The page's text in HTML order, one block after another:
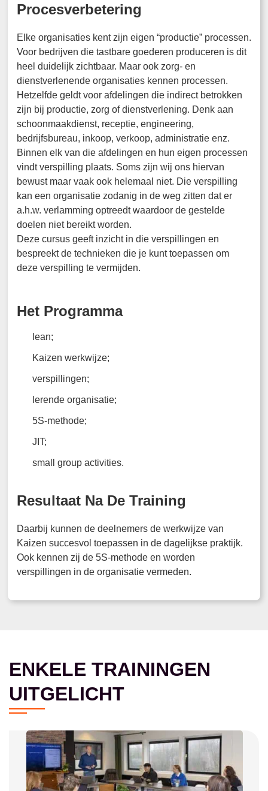
Procesverbetering
Elke organisaties kent zijn eigen “productie” processen.
Voor bedrijven die tastbare goederen produceren is dit
heel duidelijk zichtbaar. Maar ook zorg- en
dienstverlenende organisaties kennen processen.
Hetzelfde geldt voor afdelingen die indirect betrokken
zijn bij productie, zorg of dienstverlening. Denk aan
schoonmaakdienst, receptie, engineering,
bedrijfsbureau, inkoop, verkoop, administratie enz.
Binnen elk van die afdelingen en hun eigen processen
vindt verspilling plaats. Soms zijn wij ons hiervan
bewust maar vaak ook helemaal niet. Die verspilling
kan een organisatie zodanig in de weg zitten dat er
a.h.w. verlamming optreedt waardoor de gestelde
doelen niet bereikt worden.
Deze cursus geeft inzicht in die verspillingen en
bespreekt de technieken die je kunt toepassen om
deze verspilling te vermijden.
Het Programma
lean;
Kaizen werkwijze;
verspillingen;
lerende organisatie;
5S-methode;
JIT;
small group activities.
Resultaat Na De Training
Daarbij kunnen de deelnemers de werkwijze van
Kaizen succesvol toepassen in de dagelijkse praktijk.
Ook kennen zij de 5S-methode en worden
verspillingen in de organisatie vermeden.
ENKELE TRAININGEN
UITGELICHT